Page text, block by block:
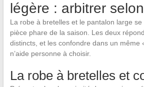
légère : arbitrer
La robe à bretelles et le pantalon large
pièce phare de la saison. Les deux
distincts, et les confondre dans un même
n’aide personne à choisir.
La robe à bretelles et